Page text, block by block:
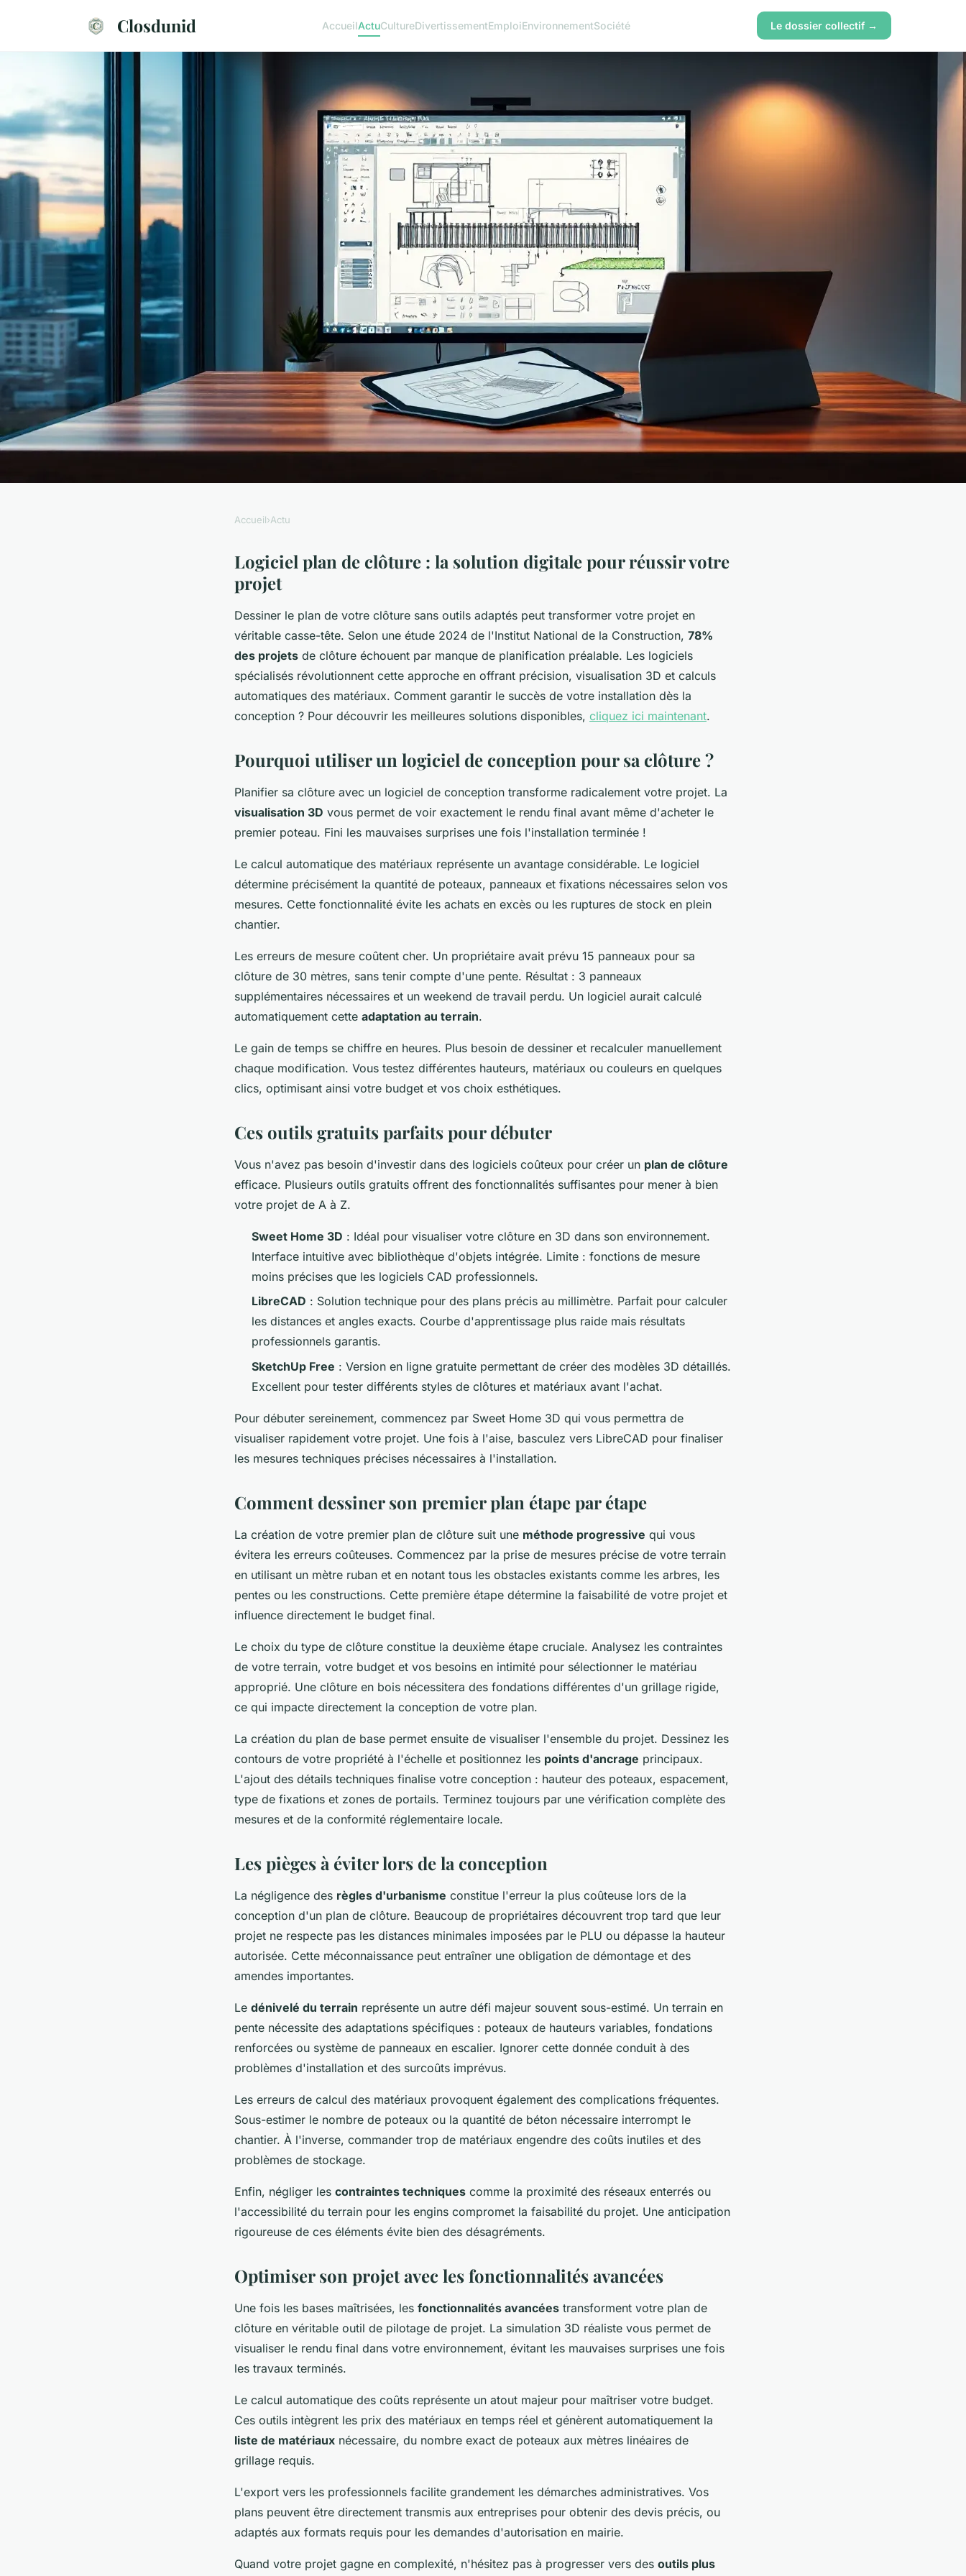
Closdunid AccueilActuCultureDivertissementEmploiEnvironnementSociété Le dossier collectif →
Logiciel plan de clôture : astuces pour
un projet réussi
Accueil›Actu
Logiciel plan de clôture : la solution digitale pour réussir votre
projet
Dessiner le plan de votre clôture sans outils adaptés peut transformer votre projet en
véritable casse-tête. Selon une étude 2024 de l'Institut National de la Construction, 78%
des projets de clôture échouent par manque de planification préalable. Les logiciels
spécialisés révolutionnent cette approche en offrant précision, visualisation 3D et calculs
automatiques des matériaux. Comment garantir le succès de votre installation dès la
conception ? Pour découvrir les meilleures solutions disponibles, cliquez ici maintenant.
Pourquoi utiliser un logiciel de conception pour sa clôture ?
Planifier sa clôture avec un logiciel de conception transforme radicalement votre projet. La
visualisation 3D vous permet de voir exactement le rendu final avant même d'acheter le
premier poteau. Fini les mauvaises surprises une fois l'installation terminée !
Le calcul automatique des matériaux représente un avantage considérable. Le logiciel
détermine précisément la quantité de poteaux, panneaux et fixations nécessaires selon vos
mesures. Cette fonctionnalité évite les achats en excès ou les ruptures de stock en plein
chantier.
Les erreurs de mesure coûtent cher. Un propriétaire avait prévu 15 panneaux pour sa
clôture de 30 mètres, sans tenir compte d'une pente. Résultat : 3 panneaux
supplémentaires nécessaires et un weekend de travail perdu. Un logiciel aurait calculé
automatiquement cette adaptation au terrain.
Le gain de temps se chiffre en heures. Plus besoin de dessiner et recalculer manuellement
chaque modification. Vous testez différentes hauteurs, matériaux ou couleurs en quelques
clics, optimisant ainsi votre budget et vos choix esthétiques.
Ces outils gratuits parfaits pour débuter
Vous n'avez pas besoin d'investir dans des logiciels coûteux pour créer un plan de clôture
efficace. Plusieurs outils gratuits offrent des fonctionnalités suffisantes pour mener à bien
votre projet de A à Z.
Sweet Home 3D : Idéal pour visualiser votre clôture en 3D dans son environnement.
Interface intuitive avec bibliothèque d'objets intégrée. Limite : fonctions de mesure
moins précises que les logiciels CAD professionnels.
LibreCAD : Solution technique pour des plans précis au millimètre. Parfait pour calculer
les distances et angles exacts. Courbe d'apprentissage plus raide mais résultats
professionnels garantis.
SketchUp Free : Version en ligne gratuite permettant de créer des modèles 3D détaillés.
Excellent pour tester différents styles de clôtures et matériaux avant l'achat.
Pour débuter sereinement, commencez par Sweet Home 3D qui vous permettra de
visualiser rapidement votre projet. Une fois à l'aise, basculez vers LibreCAD pour finaliser
les mesures techniques précises nécessaires à l'installation.
Comment dessiner son premier plan étape par étape
La création de votre premier plan de clôture suit une méthode progressive qui vous
évitera les erreurs coûteuses. Commencez par la prise de mesures précise de votre terrain
en utilisant un mètre ruban et en notant tous les obstacles existants comme les arbres, les
pentes ou les constructions. Cette première étape détermine la faisabilité de votre projet et
influence directement le budget final.
Le choix du type de clôture constitue la deuxième étape cruciale. Analysez les contraintes
de votre terrain, votre budget et vos besoins en intimité pour sélectionner le matériau
approprié. Une clôture en bois nécessitera des fondations différentes d'un grillage rigide,
ce qui impacte directement la conception de votre plan.
La création du plan de base permet ensuite de visualiser l'ensemble du projet. Dessinez les
contours de votre propriété à l'échelle et positionnez les points d'ancrage principaux.
L'ajout des détails techniques finalise votre conception : hauteur des poteaux, espacement,
type de fixations et zones de portails. Terminez toujours par une vérification complète des
mesures et de la conformité réglementaire locale.
Les pièges à éviter lors de la conception
La négligence des règles d'urbanisme constitue l'erreur la plus coûteuse lors de la
conception d'un plan de clôture. Beaucoup de propriétaires découvrent trop tard que leur
projet ne respecte pas les distances minimales imposées par le PLU ou dépasse la hauteur
autorisée. Cette méconnaissance peut entraîner une obligation de démontage et des
amendes importantes.
Le dénivelé du terrain représente un autre défi majeur souvent sous-estimé. Un terrain en
pente nécessite des adaptations spécifiques : poteaux de hauteurs variables, fondations
renforcées ou système de panneaux en escalier. Ignorer cette donnée conduit à des
problèmes d'installation et des surcoûts imprévus.
Les erreurs de calcul des matériaux provoquent également des complications fréquentes.
Sous-estimer le nombre de poteaux ou la quantité de béton nécessaire interrompt le
chantier. À l'inverse, commander trop de matériaux engendre des coûts inutiles et des
problèmes de stockage.
Enfin, négliger les contraintes techniques comme la proximité des réseaux enterrés ou
l'accessibilité du terrain pour les engins compromet la faisabilité du projet. Une anticipation
rigoureuse de ces éléments évite bien des désagréments.
Optimiser son projet avec les fonctionnalités avancées
Une fois les bases maîtrisées, les fonctionnalités avancées transforment votre plan de
clôture en véritable outil de pilotage de projet. La simulation 3D réaliste vous permet de
visualiser le rendu final dans votre environnement, évitant les mauvaises surprises une fois
les travaux terminés.
Le calcul automatique des coûts représente un atout majeur pour maîtriser votre budget.
Ces outils intègrent les prix des matériaux en temps réel et génèrent automatiquement la
liste de matériaux nécessaire, du nombre exact de poteaux aux mètres linéaires de
grillage requis.
L'export vers les professionnels facilite grandement les démarches administratives. Vos
plans peuvent être directement transmis aux entreprises pour obtenir des devis précis, ou
adaptés aux formats requis pour les demandes d'autorisation en mairie.
Quand votre projet gagne en complexité, n'hésitez pas à progresser vers des outils plus